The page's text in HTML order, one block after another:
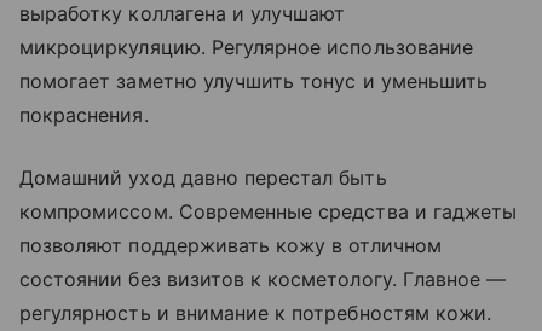
выработку коллагена и улучшают
микроциркуляцию. Регулярное использование
помогает заметно улучшить тонус и уменьшить
покраснения.
Домашний уход давно перестал быть
компромиссом. Современные средства и гаджеты
позволяют поддерживать кожу в отличном
состоянии без визитов к косметологу. Главное —
регулярность и внимание к потребностям кожи.